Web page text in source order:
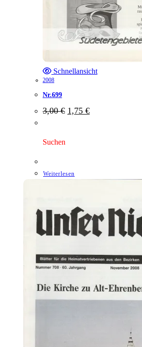
Schnellansicht
2008
Nr.699
3,00€ Ursprünglicher
Preis
1,75 €Aktueller
Suchen
Weiterlesen